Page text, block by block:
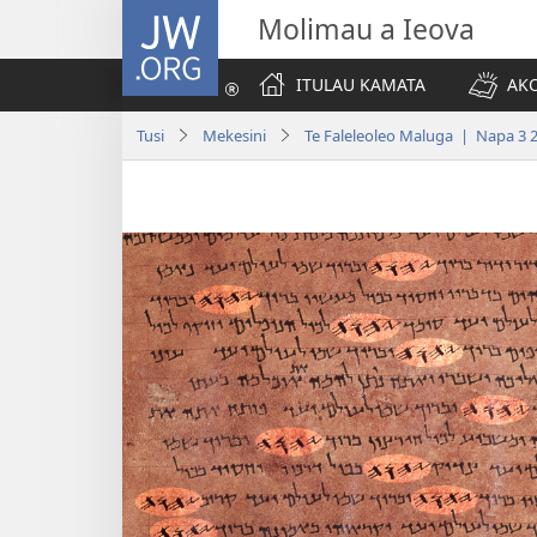
JW.ORG Molimau a Ieova
ITULAU KAMATA
Tusi Mekesini Te Faleleoleo Maluga | Napa 3